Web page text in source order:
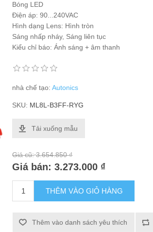
Bóng LED
Điện áp: 90...240VAC
Hình dạng Lens: Hình tròn
Sáng nhấp nháy, Sáng liên tục
Kiểu chỉ báo: Ánh sáng + âm thanh
nhà chế tạo: Autonics
SKU: ML8L-B3FF-RYG
Tải xuống mẫu
Giá cũ: 3.654.850 ₫
Giá bán: 3.273.000 ₫
THÊM VÀO GIỎ HÀNG
Thêm vào danh sách yêu thích